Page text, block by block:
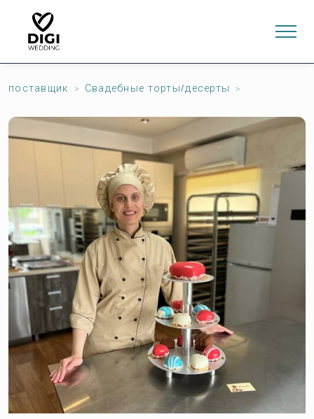
ИНТЕРНЕТ-МАГАЗИН
LV EN RU Войти
поставщик Свадебные торты/десерты